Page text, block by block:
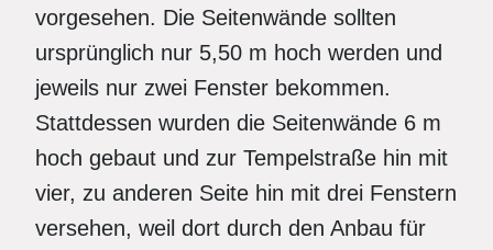
vorgesehen. Die Seitenwände sollten
ursprünglich nur 5,50 m hoch werden und
jeweils nur zwei Fenster bekommen.
Stattdessen wurden die Seitenwände 6 m
hoch gebaut und zur Tempelstraße hin mit
vier, zu anderen Seite hin mit drei Fenstern
versehen, weil dort durch den Anbau für